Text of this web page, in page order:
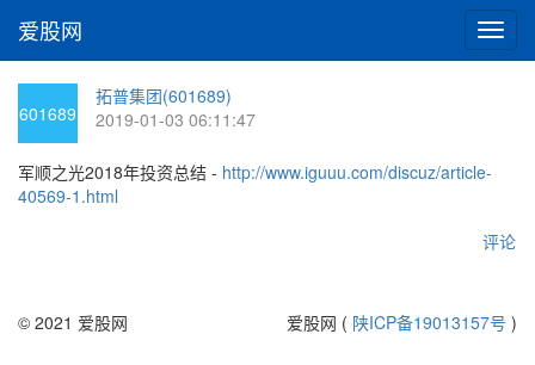
切
换
爱股网
601689
拓普集团(601689)
2019-01-03 06:11:47
军顺之光2018年投资总结 - http://www.iguuu.com/discuz/article-
40569-1.html
评论
© 2021 爱股网 爱股网 ( 陕ICP备19013157号 )